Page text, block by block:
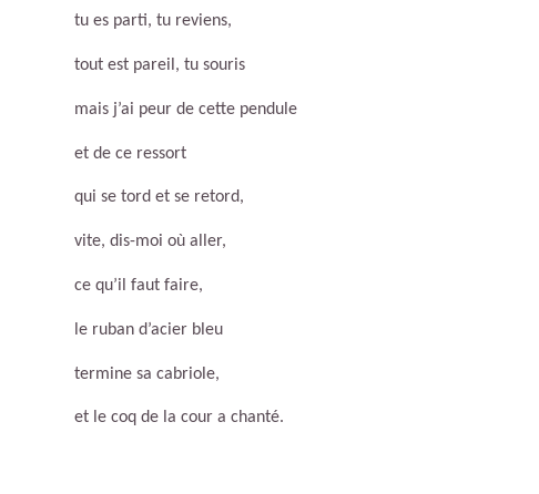
tu es parti, tu reviens,
tout est pareil, tu souris
mais j’ai peur de cette pendule
et de ce ressort
qui se tord et se retord,
vite, dis-moi où aller,
ce qu’il faut faire,
le ruban d’acier bleu
termine sa cabriole,
et le coq de la cour a chanté.